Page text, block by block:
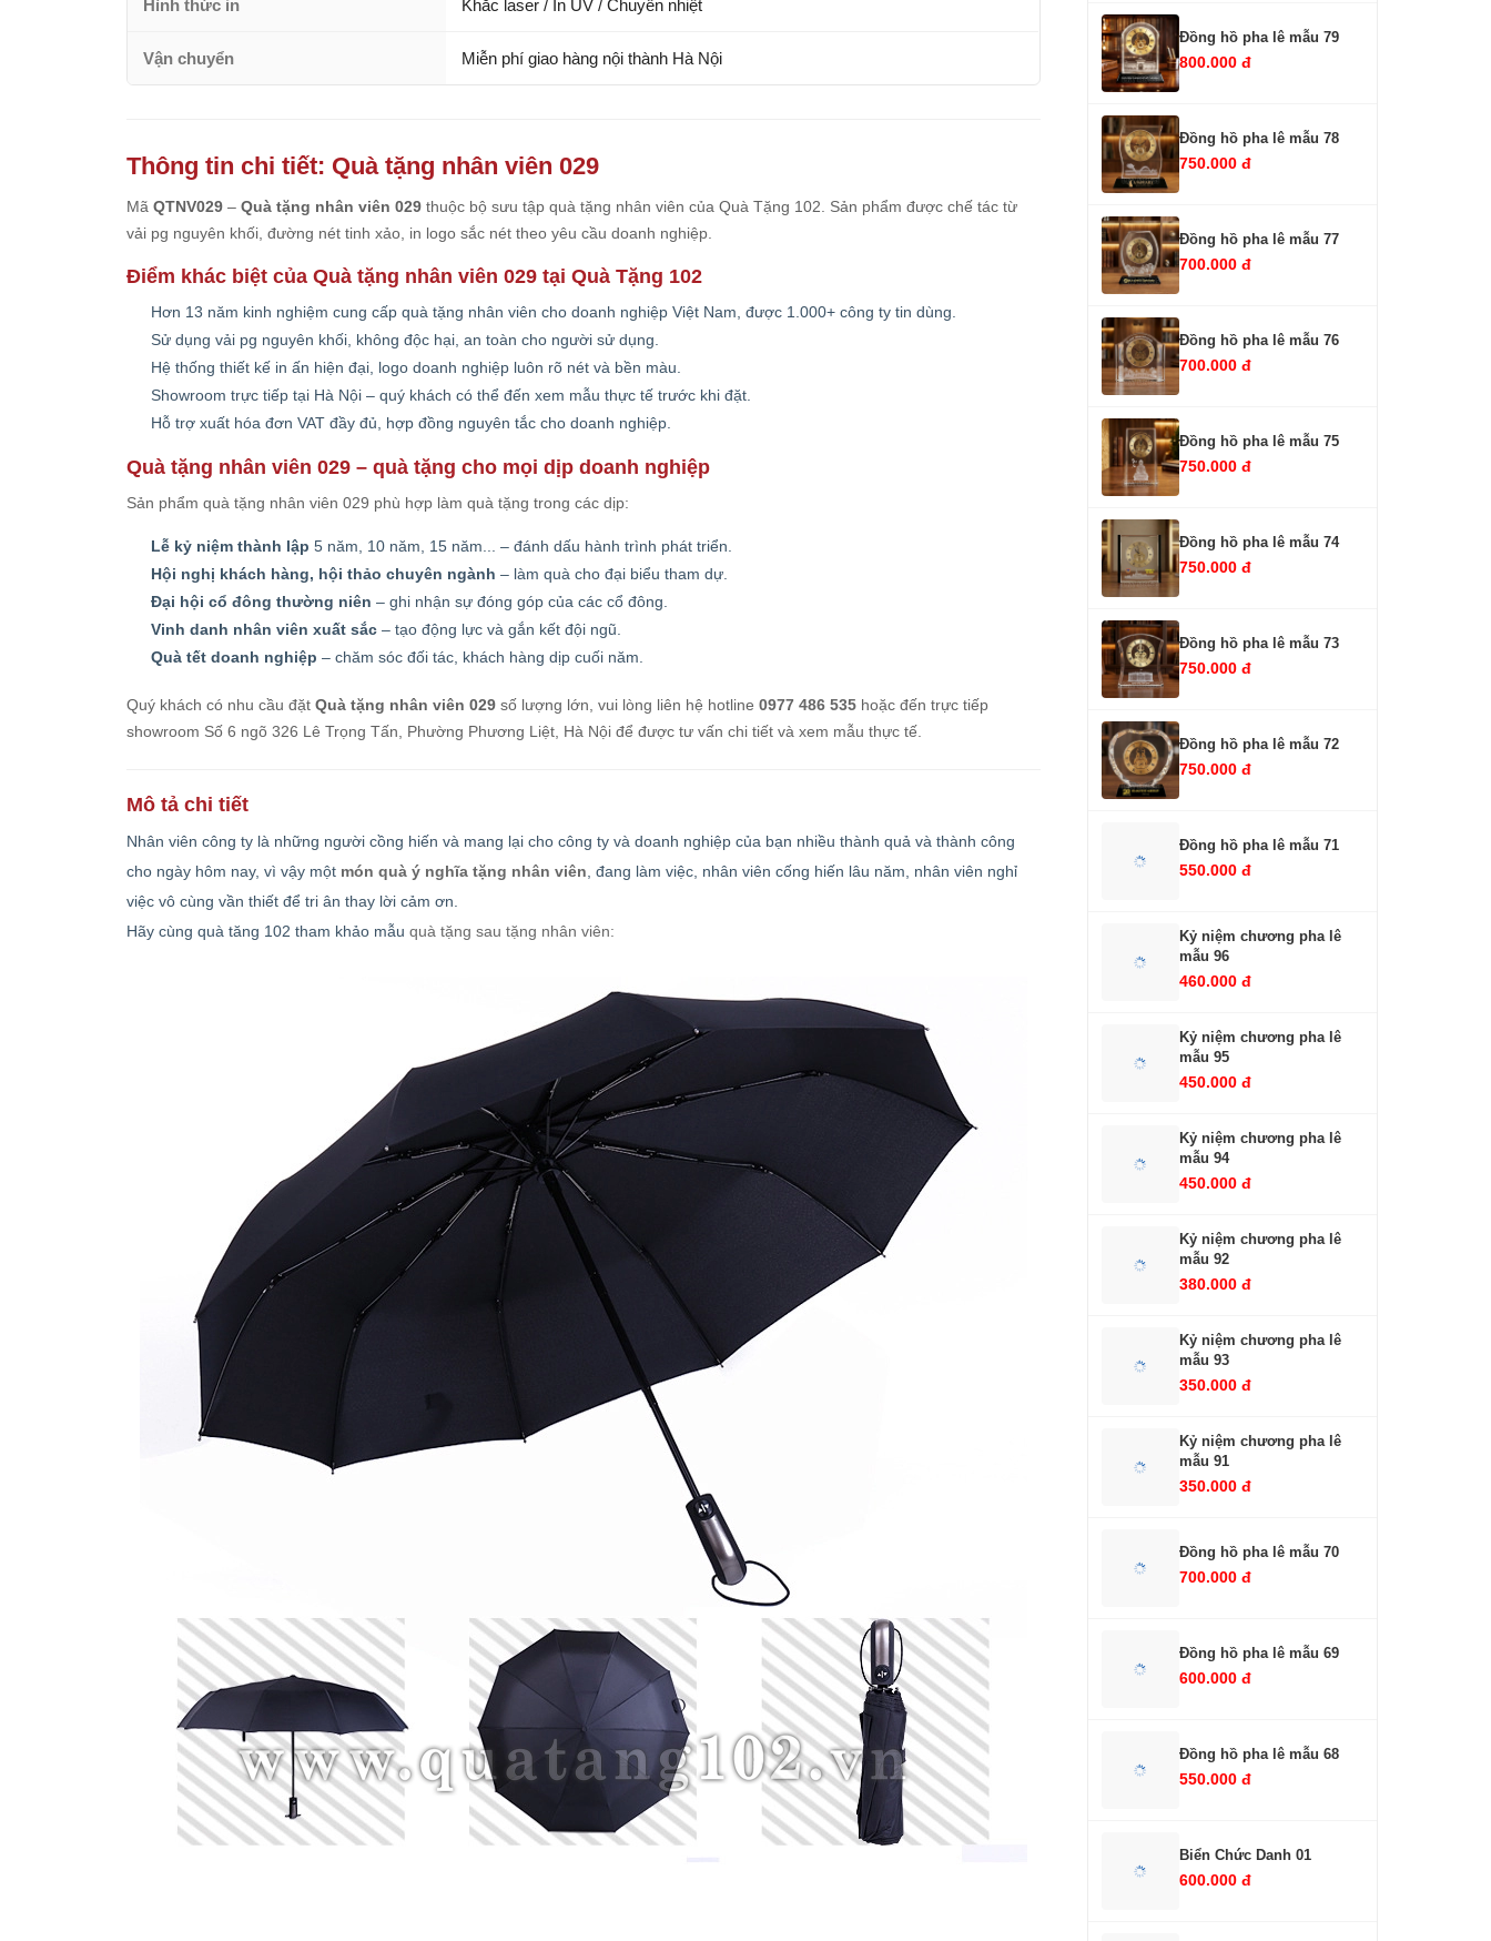
Hình thức in Khắc laser / In UV / Chuyển nhiệt
Vận chuyển Miễn phí giao hàng nội thành Hà Nội
Thông tin chi tiết: Quà tặng nhân viên 029
Mã QTNV029 – Quà tặng nhân viên 029 thuộc bộ sưu tập quà tặng nhân viên của Quà Tặng 102. Sản phẩm được chế tác từ
vải pg nguyên khối, đường nét tinh xảo, in logo sắc nét theo yêu cầu doanh nghiệp.
Điểm khác biệt của Quà tặng nhân viên 029 tại Quà Tặng 102
Hơn 13 năm kinh nghiệm cung cấp quà tặng nhân viên cho doanh nghiệp Việt Nam, được 1.000+ công ty tin dùng.
Sử dụng vải pg nguyên khối, không độc hại, an toàn cho người sử dụng.
Hệ thống thiết kế in ấn hiện đại, logo doanh nghiệp luôn rõ nét và bền màu.
Showroom trực tiếp tại Hà Nội – quý khách có thể đến xem mẫu thực tế trước khi đặt.
Hỗ trợ xuất hóa đơn VAT đầy đủ, hợp đồng nguyên tắc cho doanh nghiệp.
Quà tặng nhân viên 029 – quà tặng cho mọi dịp doanh nghiệp
Sản phẩm quà tặng nhân viên 029 phù hợp làm quà tặng trong các dịp:
Lễ kỷ niệm thành lập 5 năm, 10 năm, 15 năm... – đánh dấu hành trình phát triển.
Hội nghị khách hàng, hội thảo chuyên ngành – làm quà cho đại biểu tham dự.
Đại hội cổ đông thường niên – ghi nhận sự đóng góp của các cổ đông.
Vinh danh nhân viên xuất sắc – tạo động lực và gắn kết đội ngũ.
Quà tết doanh nghiệp – chăm sóc đối tác, khách hàng dịp cuối năm.
Quý khách có nhu cầu đặt Quà tặng nhân viên 029 số lượng lớn, vui lòng liên hệ hotline 0977 486 535 hoặc đến trực tiếp
showroom Số 6 ngõ 326 Lê Trọng Tấn, Phường Phương Liệt, Hà Nội để được tư vấn chi tiết và xem mẫu thực tế.
Mô tả chi tiết
Nhân viên công ty là những người cồng hiến và mang lại cho công ty và doanh nghiệp của bạn nhiều thành quả và thành công
cho ngày hôm nay, vì vậy một món quà ý nghĩa tặng nhân viên , đang làm việc, nhân viên cống hiến lâu năm, nhân viên nghỉ
việc vô cùng vần thiết để tri ân thay lời cảm ơn.
Hãy cùng quà tăng 102 tham khảo mẫu quà tặng sau tặng nhân viên:
Đồng hồ pha lê mẫu 79
800.000 đ
Đồng hồ pha lê mẫu 78
750.000 đ
Đồng hồ pha lê mẫu 77
700.000 đ
Đồng hồ pha lê mẫu 76
700.000 đ
Đồng hồ pha lê mẫu 75
750.000 đ
Đồng hồ pha lê mẫu 74
750.000 đ
Đồng hồ pha lê mẫu 73
750.000 đ
Đồng hồ pha lê mẫu 72
750.000 đ
Đồng hồ pha lê mẫu 71
550.000 đ
Kỷ niệm chương pha lê
mẫu 96
460.000 đ
Kỷ niệm chương pha lê
mẫu 95
450.000 đ
Kỷ niệm chương pha lê
mẫu 94
450.000 đ
Kỷ niệm chương pha lê
mẫu 92
380.000 đ
Kỷ niệm chương pha lê
mẫu 93
350.000 đ
Kỷ niệm chương pha lê
mẫu 91
350.000 đ
Đồng hồ pha lê mẫu 70
700.000 đ
Đồng hồ pha lê mẫu 69
600.000 đ
Đồng hồ pha lê mẫu 68
550.000 đ
Biển Chức Danh 01
600.000 đ